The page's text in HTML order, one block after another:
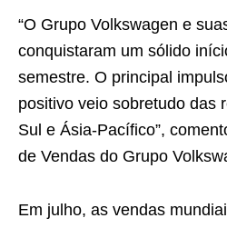
“O Grupo Volkswagen e
conquistaram um sólido
semestre. O principal
positivo veio sobretudo das
Sul e Ásia-Pacífico”,
de Vendas do Grupo
Em julho, as vendas